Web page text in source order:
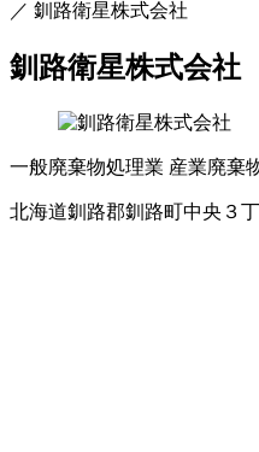
／ 釧路衛星株式会社
釧路衛星株式会社
一般廃棄物処理業 産業廃棄
北海道釧路郡釧路町中央３